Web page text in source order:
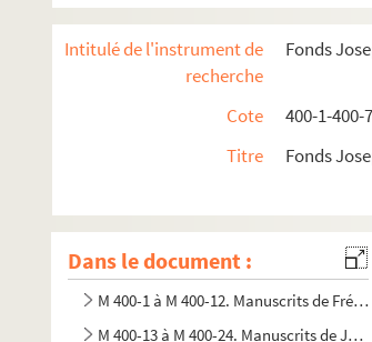
Intitulé de l'instrument de
recherche
Fonds
Cote
400-1-400-
Titre
Fonds
Dans le document :
M 400-1 à M 400-12. Manuscrits de
M 400-13 à M 400-24. Manuscrits de